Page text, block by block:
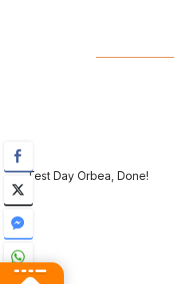
←Test Day Orbea, Done!